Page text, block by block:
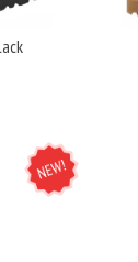
NEW